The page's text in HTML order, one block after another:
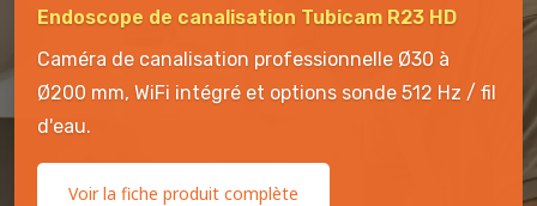
Endoscope de canalisation Tubicam R23 HD
Caméra de canalisation professionnelle Ø30 à
Ø200 mm, WiFi intégré et options sonde 512 Hz / fil
d'eau.
Voir la fiche produit complète